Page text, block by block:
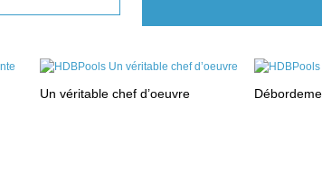
Un véritable chef d’oeuvre